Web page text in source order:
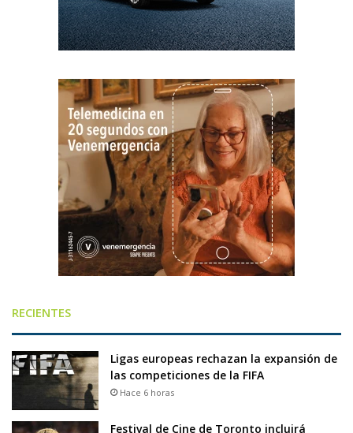
RECIENTES
Ligas europeas rechazan la expansión de
las competiciones de la FIFA
Hace 6 horas
Festival de Cine de Toronto incluirá